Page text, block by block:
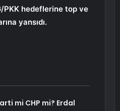
PKK hedeflerine top ve
yansıdı.
mi CHP mi? Erdal